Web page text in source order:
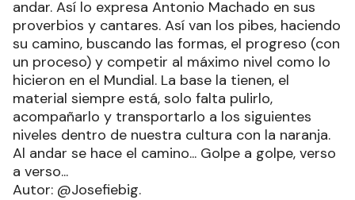
andar. Así lo expresa Antonio Machado en sus
proverbios y cantares. Así van los pibes, haciendo
su camino, buscando las formas, el progreso (con
un proceso) y competir al máximo nivel como lo
hicieron en el Mundial. La base la tienen, el
material siempre está, solo falta pulirlo,
acompañarlo y transportarlo a los siguientes
niveles dentro de nuestra cultura con la naranja.
Al andar se hace el camino... Golpe a golpe, verso
a verso...
Autor: @Josefiebig.